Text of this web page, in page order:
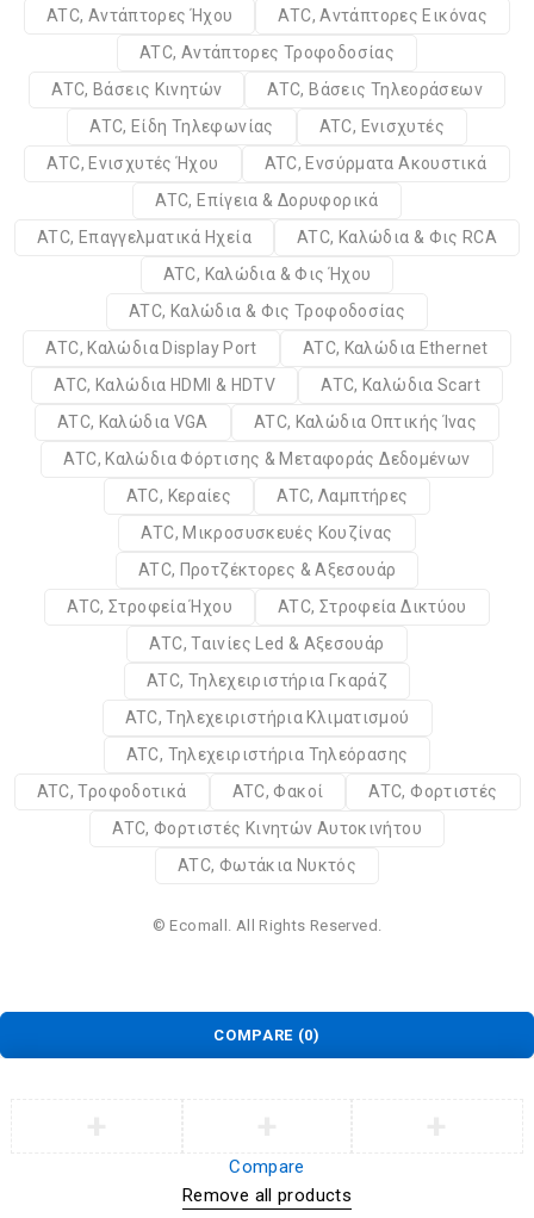
ATC, Αντάπτορες Ήχου
ATC, Αντάπτορες Εικόνας
ATC, Αντάπτορες Τροφοδοσίας
ATC, Βάσεις Κινητών
ATC, Βάσεις Τηλεοράσεων
ATC, Είδη Τηλεφωνίας
ATC, Ενισχυτές
ATC, Ενισχυτές Ήχου
ATC, Ενσύρματα Ακουστικά
ATC, Επίγεια & Δορυφορικά
ATC, Επαγγελματικά Ηχεία
ATC, Καλώδια & Φις RCA
ATC, Καλώδια & Φις Ήχου
ATC, Καλώδια & Φις Τροφοδοσίας
ATC, Καλώδια Display Port
ATC, Καλώδια Ethernet
ATC, Καλώδια HDMI & HDTV
ATC, Καλώδια Scart
ATC, Καλώδια VGA
ATC, Καλώδια Οπτικής Ίνας
ATC, Καλώδια Φόρτισης & Μεταφοράς Δεδομένων
ATC, Κεραίες
ATC, Λαμπτήρες
ATC, Μικροσυσκευές Κουζίνας
ATC, Προτζέκτορες & Αξεσουάρ
ATC, Στροφεία Ήχου
ATC, Στροφεία Δικτύου
ATC, Ταινίες Led & Αξεσουάρ
ATC, Τηλεχειριστήρια Γκαράζ
ATC, Τηλεχειριστήρια Κλιματισμού
ATC, Τηλεχειριστήρια Τηλεόρασης
ATC, Τροφοδοτικά
ATC, Φακοί
ATC, Φορτιστές
ATC, Φορτιστές Κινητών Αυτοκινήτου
ATC, Φωτάκια Νυκτός
© Ecomall. All Rights Reserved.
COMPARE (0)
Compare
Remove all products